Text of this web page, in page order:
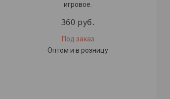
игровое.
360 руб.
Под заказ
Оптом и в розницу